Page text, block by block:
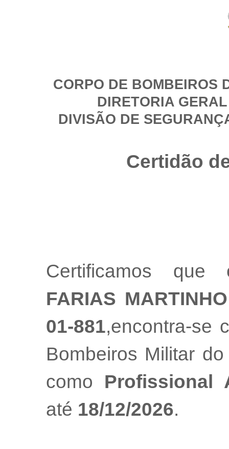
CORPO DE BOMBEIROS
DIRETORIA
DIVISÃO DE
Certidão
Certificamos
FARIAS
01-881,encontra-se
Bombeiros Militar
como Profissional
até 18/12/2026.